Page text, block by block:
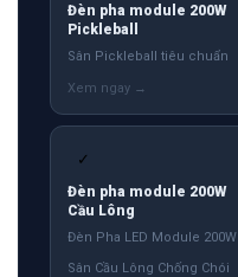
Đèn pha module 200W
Pickleball
Sân Pickleball tiêu chuẩn
✓
Đèn pha module 200W
Cầu Lông
Đèn Pha LED Module 200W
Sân Cầu Lông Chống Chói